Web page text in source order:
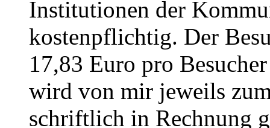
Institutionen der
kostenpflichtig. Der
17,83 Euro pro
wird von mir jeweils
schriftlich in Rechnung